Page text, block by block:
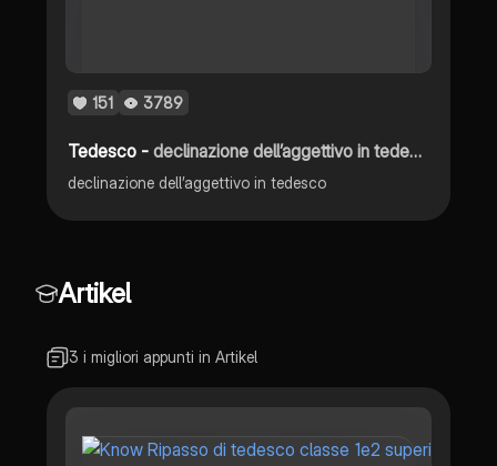
151 3789
Tedesco -declinazione dell’aggettivo in tedesco
declinazione dell’aggettivo in tedesco
Artikel
3 i migliori appunti in Artikel